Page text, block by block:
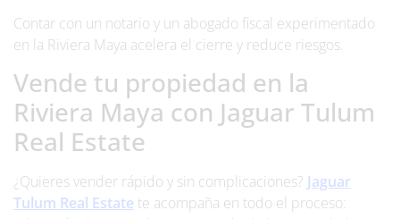
Contar con un notario y un abogado fiscal experimentado
en la Riviera Maya acelera el cierre y reduce riesgos.
Vende tu propiedad en la
Riviera Maya con Jaguar Tulum
Real Estate
¿Quieres vender rápido y sin complicaciones? Jaguar
Tulum Real Estate te acompaña en todo el proceso: